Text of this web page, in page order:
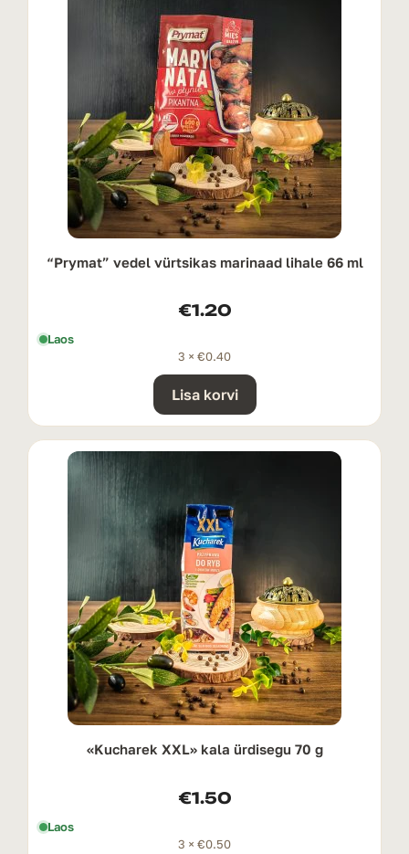
“Prymat” vedel vürtsikas marinaad lihale 66 ml
€1.20
Laos
3 × €0.40
Lisa korvi
«Kucharek XXL» kala ürdisegu 70 g
€1.50
Laos
3 × €0.50